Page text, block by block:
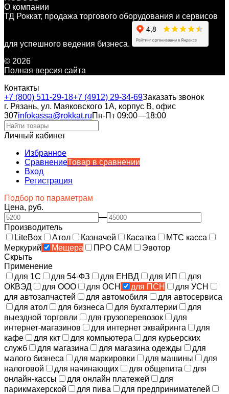
О компании
ТД Роккат, продажа торгового оборудования и сервисов
для успешного ведения бизнеса.
© 2026
Полная версия сайта
Контакты
+7 (800) 511-29-18+7 (4912) 29-34-69Заказать звонок
г. Рязань, ул. Маяковского 1А, корпус B, офис
307infokassa@rokkat.ruПн-Пт 09:00—18:00
Личный кабинет
Избранное
СравнениеТовар в сравнении
Вход
Регистрация
Подбор по параметрам
Цена, руб.
—
Производитель
LiteBox
Атол Казначей Касатка
МТС касса
Меркурий
Мещера ПРО САМ
Эвотор
Скрыть
Применение
для 1С
для 54-ФЗ для ЕНВД для ИП
для
ОКВЭД
для ООО для ОСН для ПСН
для УСН
для автозапчастей
для автомобиля
для автосервиса
для атол
для бизнеса для бухгалтерии
для
выездной торговли
для грузоперевозок
для
интернет-магазинов
для интернет эквайринга
для
кафе
для ккт для компьютера
для курьерских
служб
для магазина для магазина одежды
для
малого бизнеса
для маркировки для машины
для
налоговой
для начинающих для общепита
для
онлайн-кассы
для онлайн платежей
для
парикмахерской
для пива
для предпринимателей